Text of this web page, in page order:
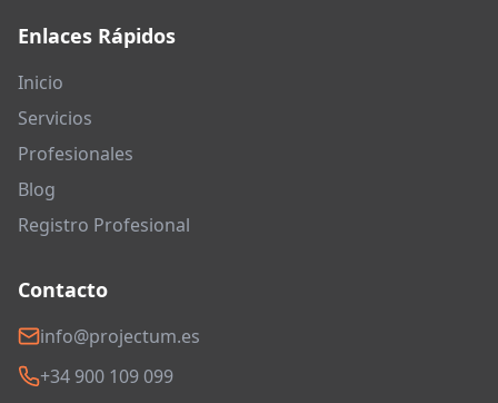
Enlaces Rápidos
Inicio
Servicios
Profesionales
Blog
Registro Profesional
Contacto
info@projectum.es
+34 900 109 099